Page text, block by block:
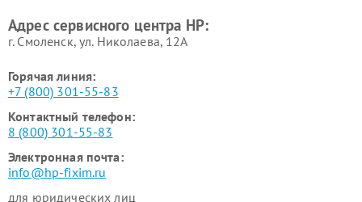
Адрес сервисного центра HP:
г. Смоленск, ул. Николаева, 12А
Горячая линия:
+7 (800) 301-55-83
Контактный телефон:
8 (800) 301-55-83
Электронная почта:
info@hp-fixim.ru
для юридических лиц